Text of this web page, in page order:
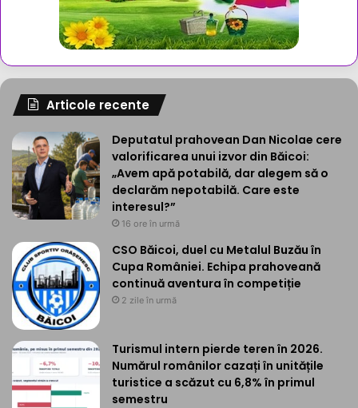
Articole recente
Deputatul prahovean Dan Nicolae cere
valorificarea unui izvor din Băicoi:
„Avem apă potabilă, dar alegem să o
declarăm nepotabilă. Care este
interesul?”
16 ore în urmă
CSO Băicoi, duel cu Metalul Buzău în
Cupa României. Echipa prahoveană
continuă aventura în competiție
2 zile în urmă
Turismul intern pierde teren în 2026.
Numărul românilor cazați în unitățile
turistice a scăzut cu 6,8% în primul
semestru